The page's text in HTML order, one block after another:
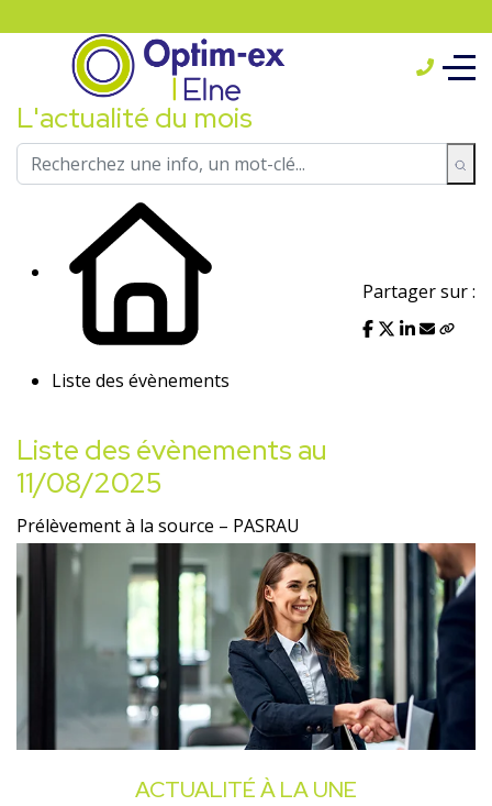
L'actualité du mois
Liste des évènements
Partager sur :
Liste des évènements au
11/08/2025
Prélèvement à la source – PASRAU
ACTUALITÉ À LA UNE